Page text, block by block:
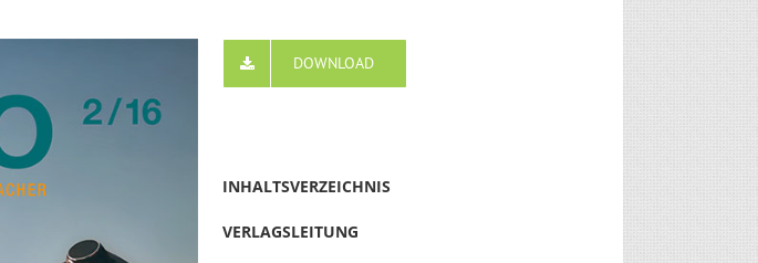
DOWNLOAD
INHALTSVERZEICHNIS
VERLAGSLEITUNG